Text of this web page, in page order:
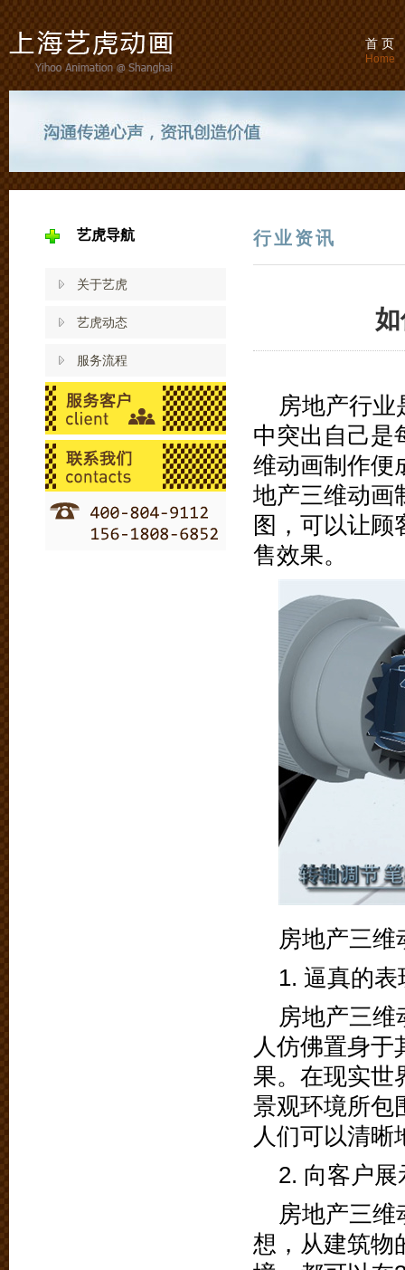
首 页
Home
艺虎导航
关于艺虎
艺虎动态
服务流程
行业资讯
房地产行
中突出自己是
维动画制作便
地产三维动画
图，可以让顾
售效果。
房地产三维
1. 逼真的表
房地产三
人仿佛置身
果。在现实世
景观环境所包
人们可以清晰
2. 向客户
房地产三
想，从建筑物